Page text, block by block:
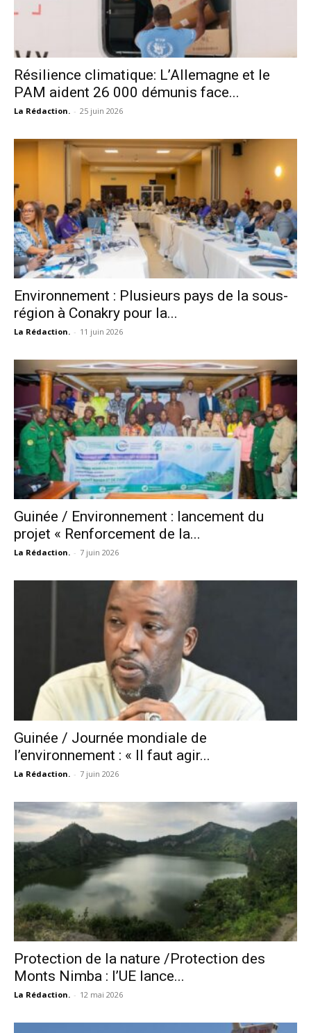
Résilience climatique: L’Allemagne et le
PAM aident 26 000 démunis face...
La Rédaction. - 25 juin 2026
Environnement : Plusieurs pays de la sous-
région à Conakry pour la...
La Rédaction. - 11 juin 2026
Guinée / Environnement : lancement du
projet « Renforcement de la...
La Rédaction. - 7 juin 2026
Guinée / Journée mondiale de
l’environnement : « Il faut agir...
La Rédaction. - 7 juin 2026
Protection de la nature /Protection des
Monts Nimba : l’UE lance...
La Rédaction. - 12 mai 2026